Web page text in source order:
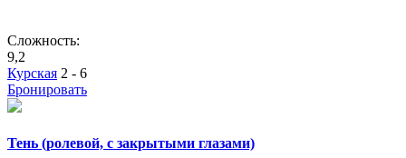
Сложность:
9,2
Курская 2 - 6
Бронировать
Тень (ролевой, с закрытыми глазами)